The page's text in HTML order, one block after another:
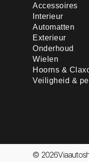
Accessoires
Interieur
Automatten
Exterieur
Onderhoud
Wielen
Hoorns &
Veiligheid &
©